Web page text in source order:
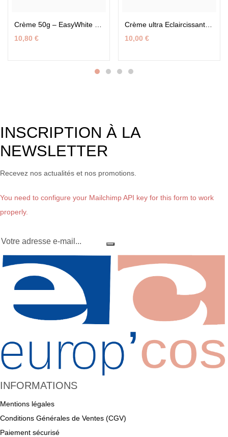
10,80 €
10,00 €
INSCRIPTION À LA
NEWSLETTER
Recevez nos actualités et nos promotions.
You need to configure your Mailchimp API key for this form to work
properly.
INFORMATIONS
Mentions légales
Conditions Générales de Ventes (CGV)
Paiement sécurisé